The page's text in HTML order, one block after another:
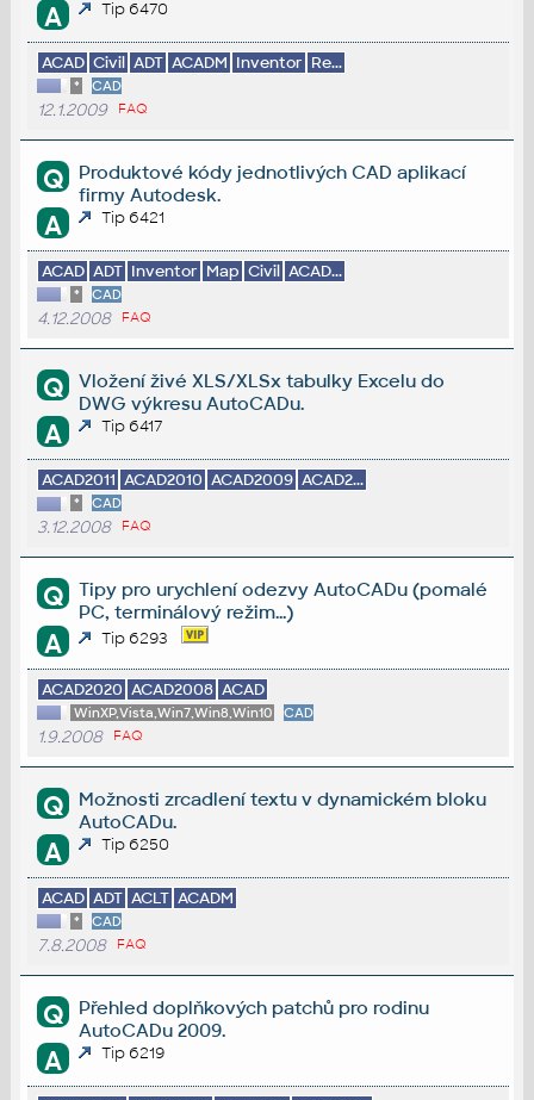
A Tip 6470
ACAD Civil ADT ACADM Inventor Re...
* CAD
12.1.2009 FAQ
Q
Produktové kódy jednotlivých CAD aplikací
firmy Autodesk.
A Tip 6421
ACAD ADT Inventor Map Civil ACAD...
* CAD
4.12.2008 FAQ
Q
Vložení živé XLS/XLSx tabulky Excelu do
DWG výkresu AutoCADu.
A Tip 6417
ACAD2011 ACAD2010 ACAD2009 ACAD2...
* CAD
3.12.2008 FAQ
Q
Tipy pro urychlení odezvy AutoCADu (pomalé
PC, terminálový režim...)
A Tip 6293
ACAD2020 ACAD2008 ACAD
WinXP,Vista,Win7,Win8,Win10 CAD
1.9.2008 FAQ
Q
Možnosti zrcadlení textu v dynamickém bloku
AutoCADu.
A Tip 6250
ACAD ADT ACLT ACADM
* CAD
7.8.2008 FAQ
Q
Přehled doplňkových patchů pro rodinu
AutoCADu 2009.
A Tip 6219